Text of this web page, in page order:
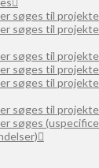
søges til
søges til
søges til
søges til
søges til
søges til
søges